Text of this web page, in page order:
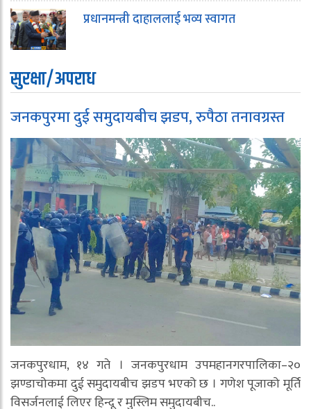
प्रधानमन्त्री दाहाललाई भव्य स्वागत
सुरक्षा/अपराध
जनकपुरमा दुई समुदायबीच झडप, रुपैठा तनावग्रस्त
जनकपुरधाम, १४ गते । जनकपुरधाम उपमहानगरपालिका–२०
झण्डाचोकमा दुई समुदायबीच झडप भएको छ । गणेश पूजाको मूर्ति
विसर्जनलाई लिएर हिन्दू र मुस्लिम समुदायबीच..